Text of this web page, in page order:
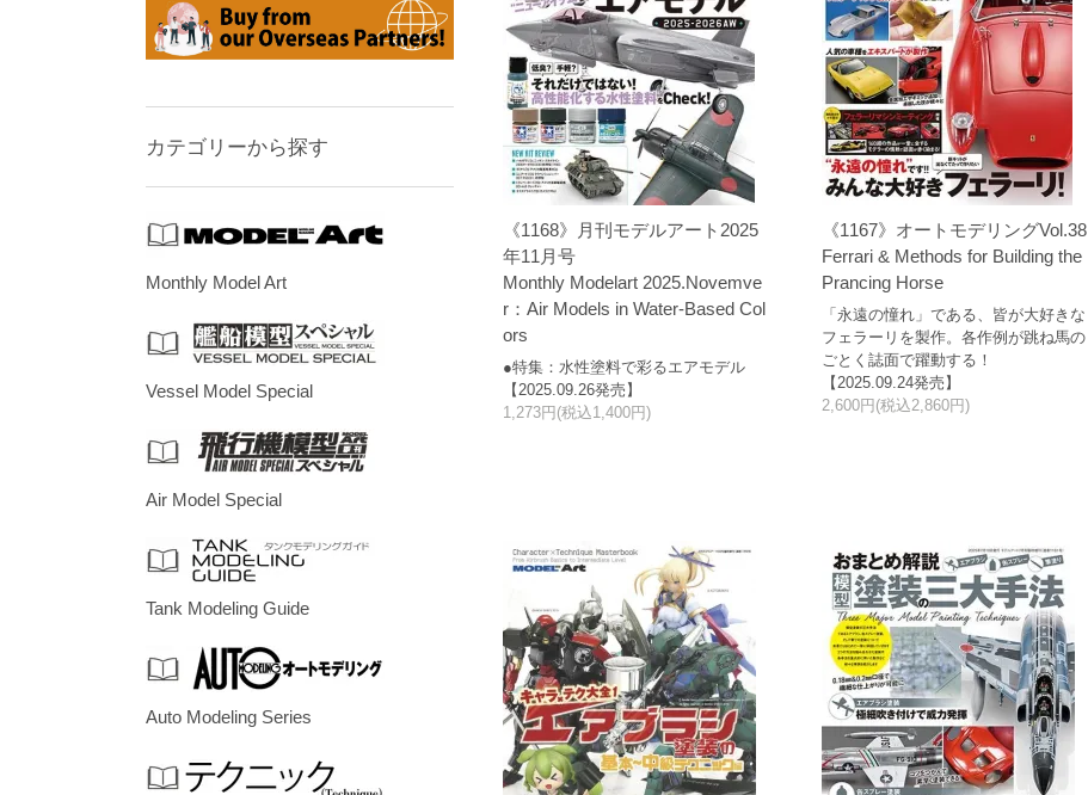
《1168》月刊モデルアート2025
年11月号
Monthly Modelart 2025.Novemve
r：Air Models in Water-Based Col
ors
●特集：水性塗料で彩るエアモデル
【2025.09.26発売】
1,273円(税込1,400円)
《1167》オートモデリングVol.38
Ferrari & Methods for Building the
Prancing Horse
「永遠の憧れ」である、皆が大好きな
フェラーリを製作。各作例が跳ね馬の
ごとく誌面で躍動する！
【2025.09.24発売】
2,600円(税込2,860円)
カテゴリーから探す
Monthly Model Art
Vessel Model Special
Air Model Special
Tank Modeling Guide
Auto Modeling Series